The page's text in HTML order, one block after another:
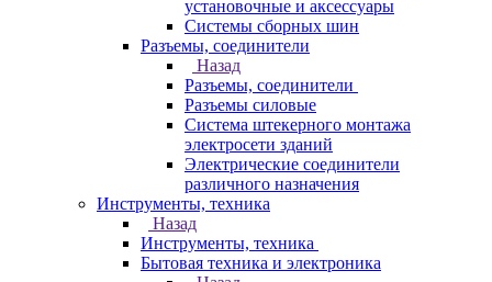
установочные и аксессуары
Системы сборных шин
Разъемы, соединители
Назад
Разъемы, соединители
Разъемы силовые
Система штекерного монтажа
электросети зданий
Электрические соединители
различного назначения
Инструменты, техника
Назад
Инструменты, техника
Бытовая техника и электроника